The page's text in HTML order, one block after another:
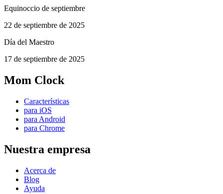
Equinoccio de septiembre
22 de septiembre de 2025
Día del Maestro
17 de septiembre de 2025
Mom Clock
Características
para iOS
para Android
para Chrome
Nuestra empresa
Acerca de
Blog
Ayuda